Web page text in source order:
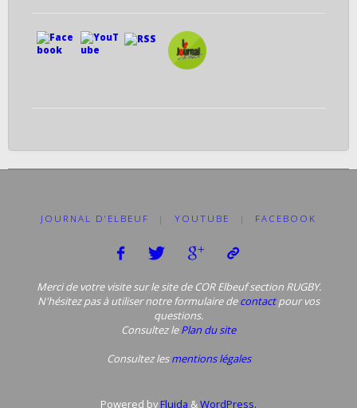
JOURNAL D’ELBEUF | YOUTUBE | FACEBOOK
Merci de votre visite sur le site de COR Elbeuf section RUGBY.
N'hésitez pas à utiliser notre formulaire decontactpour vos
questions.
Consultez lePlan du site
Consultez lesmentions légales
Powered byFluida &WordPress.